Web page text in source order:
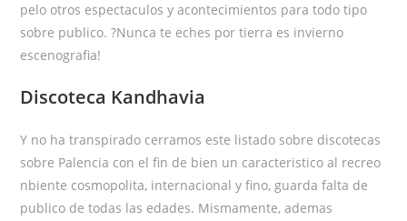
pelo otros espectaculos y acontecimientos para todo tipo
sobre publico. ?Nunca te eches por tierra es invierno
escenografia!
Discoteca Kandhavia
Y no ha transpirado cerramos este listado sobre discotecas
sobre Palencia con el fin de bien un caracteristico al recreo
nbiente cosmopolita, internacional y fino, guarda falta de
publico de todas las edades. Mismamente, ademas